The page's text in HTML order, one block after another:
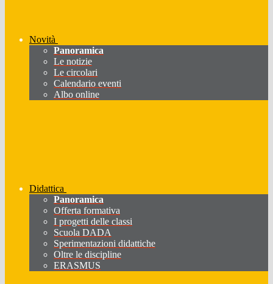
Novità
Panoramica
Le notizie
Le circolari
Calendario eventi
Albo online
Didattica
Panoramica
Offerta formativa
I progetti delle classi
Scuola DADA
Sperimentazioni didattiche
Oltre le discipline
ERASMUS